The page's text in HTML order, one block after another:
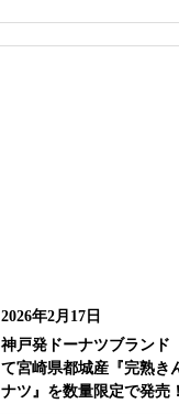
2026年2月17日
神戸発ドーナツブランド
て宮崎県都城産『完熟き
ナツ』を数量限定で発売